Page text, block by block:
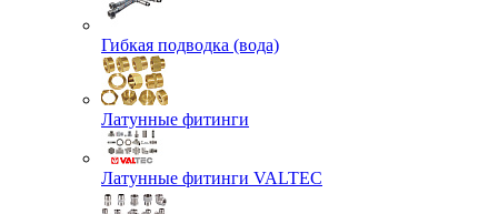
Гибкая подводка (вода)
Латунные фитинги
Латунные фитинги VALTEC